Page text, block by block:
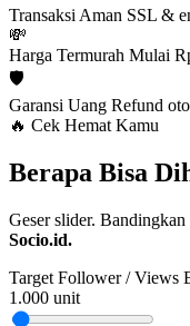
Transaksi Aman SSL &
💸
Harga Termurah Mulai
🛡️
Garansi Uang Refund
🔥 Cek Hemat Kamu
Berapa Bisa
Geser slider. Bandingkan
Socio.id.
Target Follower / Views
1.000 unit